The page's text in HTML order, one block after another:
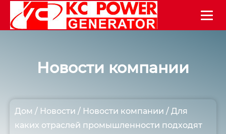
Новости компании
Дом / Новости / Новости компании /Для
каких отраслей промышленности подходят